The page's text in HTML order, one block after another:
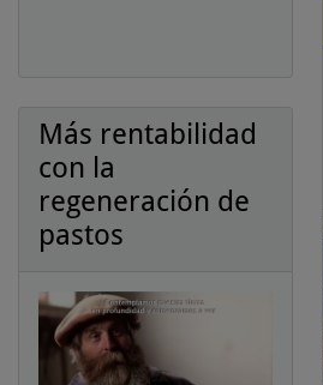
Más rentabilidad
con la
regeneración de
pastos